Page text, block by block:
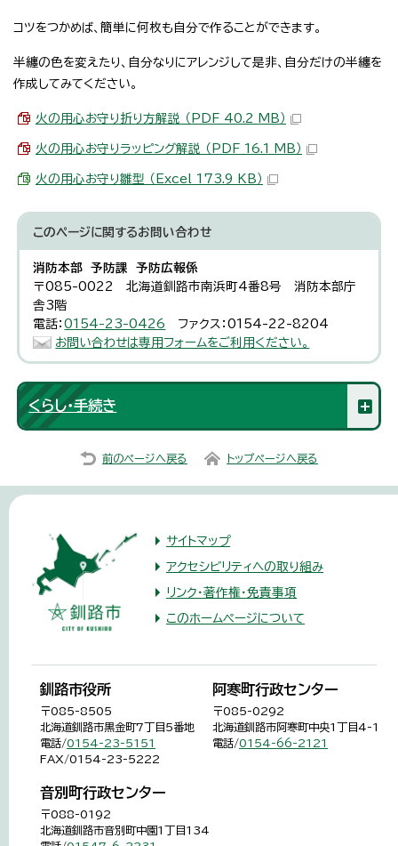
コツをつかめば、簡単に何枚も自分で作ることができます。
半纏の色を変えたり、自分なりにアレンジして是非、自分だけの半纏を
作成してみてください。
火の用心お守り折り方解説 （PDF 40.2 MB）
火の用心お守りラッピング解説 （PDF 16.1 MB）
火の用心お守り雛型 （Excel 173.9 KB）
このページに関するお問い合わせ
消防本部 予防課 予防広報係
〒085-0022 北海道釧路市南浜町4番8号 消防本部庁
舎3階
電話：0154-23-0426
ファクス：0154-22-8204
お問い合わせは専用フォームをご利用ください。
くらし・手続き
前のページへ戻る トップページへ戻る
サイトマップ
アクセシビリティへの取り組み
リンク・著作権・免責事項
このホームページについて
釧路市役所
〒085-8505
北海道釧路市黒金町7丁目5番地
電話/0154-23-5151
FAX/0154-23-5222
阿寒町行政センター
〒085-0292
北海道釧路市阿寒町中央1丁目4-1
電話/0154-66-2121
音別町行政センター
〒088-0192
北海道釧路市音別町中園1丁目134